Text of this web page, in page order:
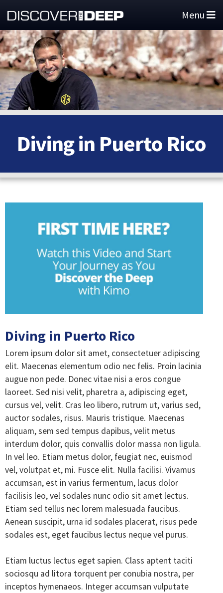
Menu
Diving in Puerto Rico
Diving in Puerto Rico
Lorem ipsum dolor sit amet, consectetuer adipiscing
elit. Maecenas elementum odio nec felis. Proin lacinia
augue non pede. Donec vitae nisi a eros congue
laoreet. Sed nisi velit, pharetra a, adipiscing eget,
cursus vel, velit. Cras leo libero, rutrum ut, varius sed,
auctor sodales, risus. Mauris tristique. Maecenas
aliquam, sem sed tempus dapibus, velit metus
interdum dolor, quis convallis dolor massa non ligula.
In vel leo. Etiam metus dolor, feugiat nec, euismod
vel, volutpat et, mi. Fusce elit. Nulla facilisi. Vivamus
accumsan, est in varius fermentum, lacus dolor
facilisis leo, vel sodales nunc odio sit amet lectus.
Etiam sed tellus nec lorem malesuada faucibus.
Aenean suscipit, urna id sodales placerat, risus pede
sodales est, eget faucibus lectus neque vel purus.
Etiam luctus lectus eget sapien. Class aptent taciti
sociosqu ad litora torquent per conubia nostra, per
inceptos hymenaeos. Integer accumsan vulputate